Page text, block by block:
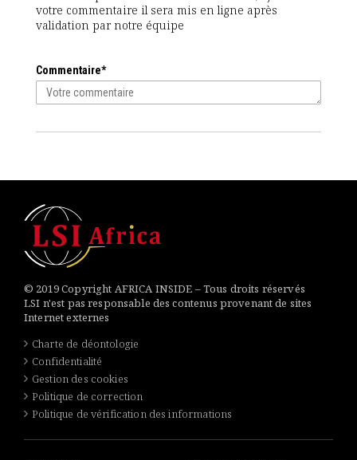
votre commentaire il sera mis en ligne après
validation par notre équipe
Commentaire*
© 2019 Copyright AFRICA INSIDE – Tous droits réservés
LSI n'est pas responsable des contenus provenant de sites
Internet externes
Charte de déontologie
Confidentialité
Gestion des cookies
Politique de correction
Politique de vérification des informations